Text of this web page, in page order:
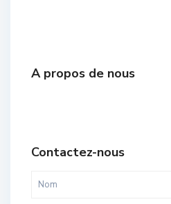
A propos de nous
Contactez-nous